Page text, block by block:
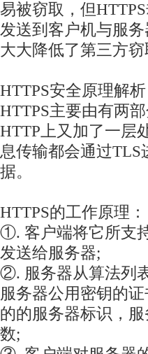
易被窃取，但
发送到客户机与服
大大降低了第三方
HTTPS安全原理解析
HTTPS主要由有两
HTTP上又加了一层
息传输都会通过
据。
HTTPS的工作原理：
①. 客户端将它所支
发送给服务器;
②. 服务器从算法列
服务器公用密钥的
的的服务器标识，
数;